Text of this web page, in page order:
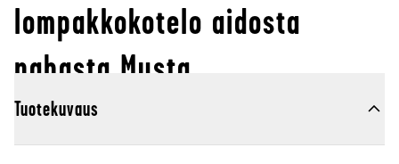
lompakkokotelo aidosta
nahasta Musta
Tuotekuvaus